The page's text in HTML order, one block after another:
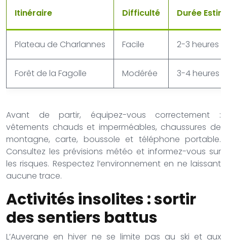
Itinéraire Difficulté Durée
Plateau de Charlannes Facile 2-3 heures
Forêt de la Fagolle Modérée 3-4 heures
Avant de partir, équipez-vous correctement :
vêtements chauds et imperméables, chaussures de
montagne, carte, boussole et téléphone portable.
Consultez les prévisions météo et informez-vous sur
les risques. Respectez l’environnement en ne laissant
aucune trace.
Activités insolites : sortir
des sentiers battus
L’Auvergne en hiver ne se limite pas au ski et aux